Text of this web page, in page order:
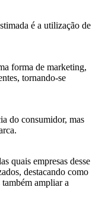
é a utilização de
forma de marketing,
tornando-se
do consumidor, mas
quais empresas desse
destacando como
também ampliar a